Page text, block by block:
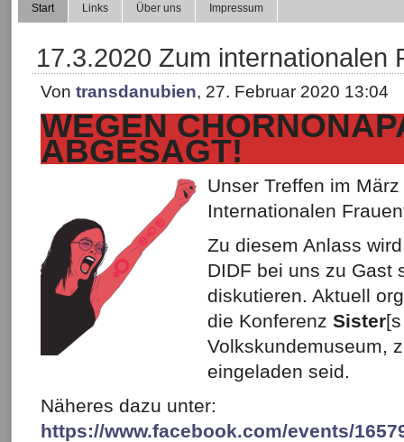
Start Links Über uns Impressum
17.3.2020 Zum internationalen
Von transdanubien, 27. Februar 2020 13:04
WEGEN
ABGESAGT!
Unser Treffen im
Internationalen
Zu diesem Anlass
DIDF bei uns zu Gast
diskutieren. Aktuell
die KonferenzSister
Volkskundemuseum,
eingeladen seid.
Näheres dazu unter:
https://www.facebook.com/events/